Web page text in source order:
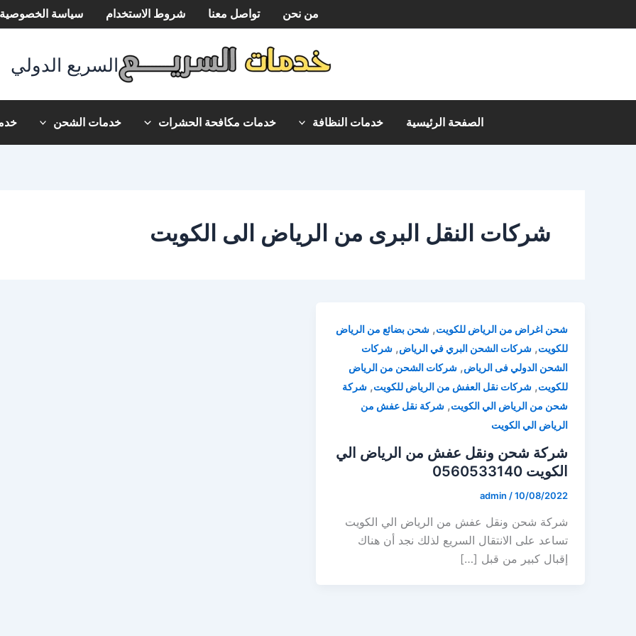
إلى
من نحن تواصل معنا شروط الاستخدام سياسة الخصوصية
السريع الدولي
الصفحة الرئيسية خدمات النظافة خدمات مكافحة الحشرات خدمات الشحن
شركات النقل البرى من الرياض الى الكويت
شحن اغراض من الرياض للكويت, شحن بضائع من الرياض
للكويت, شركات الشحن البري في الرياض, شركات
الشحن الدولي فى الرياض, شركات الشحن من الرياض
للكويت, شركات نقل العفش من الرياض للكويت, شركة
شحن من الرياض الي الكويت, شركة نقل عفش من
الرياض الي الكويت
شركة شحن ونقل عفش من الرياض الي
الكويت 0560533140
admin /10/08/2022
شركة شحن ونقل عفش من الرياض الي الكويت
تساعد على الانتقال السريع لذلك نجد أن هناك
إقبال كبير من قبل […]